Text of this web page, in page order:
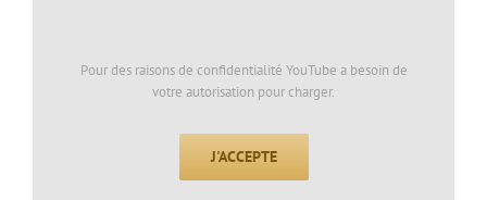
Pour des raisons de confidentialité YouTube a besoin de
votre autorisation pour charger.
J'ACCEPTE